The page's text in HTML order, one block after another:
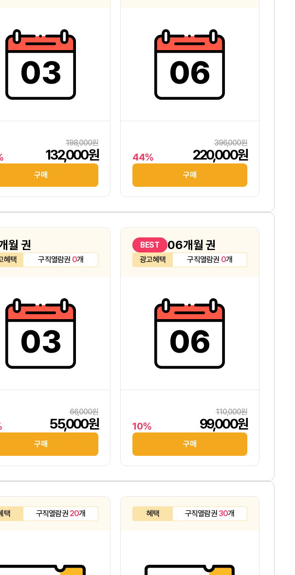
03
198,000원
132,000원
구매
06
396,000원
220,000원
44%
구매
월 권
혜택 구직열람권 0개
03
66,000원
55,000원
구매
BEST 06개월 권
광고혜택 구직열람권 0개
06
110,000원
99,000원
10%
구매
택 구직열람권 20개 혜택 구직열람권 30개